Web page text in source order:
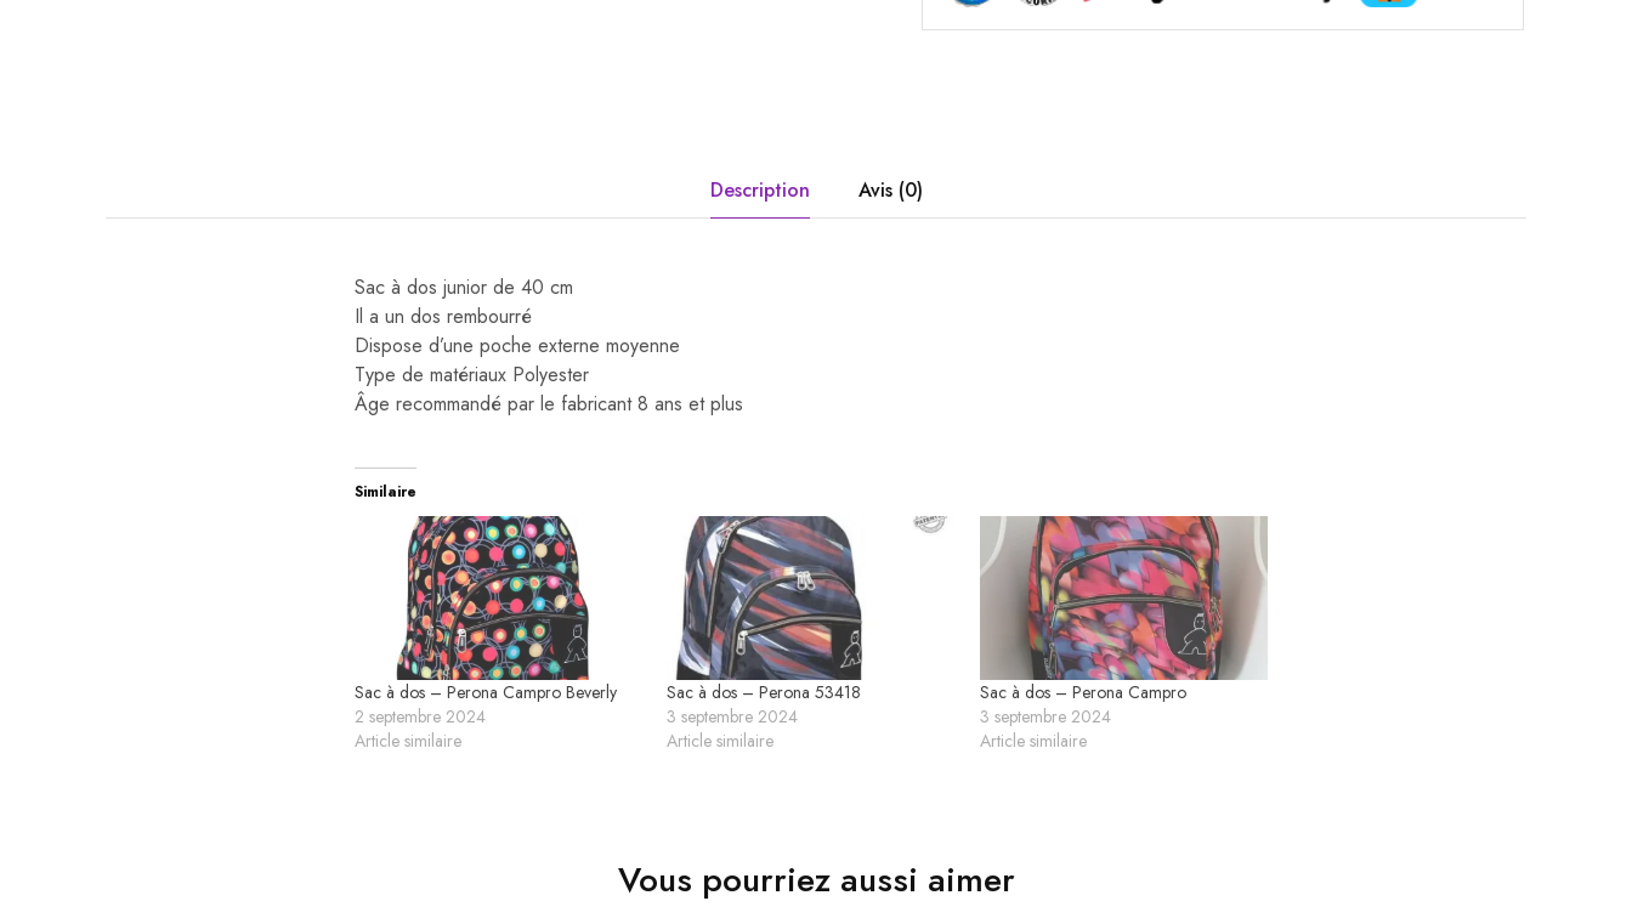
Description Avis (0)
Sac à dos junior de 40 cm
Il a un dos rembourré
Dispose d’une poche externe moyenne
Type de matériaux ‎Polyester
Âge recommandé par le fabricant ‎8 ans et plus
Similaire
Sac à dos – Perona Campro Beverly
2 septembre 2024
Article similaire
Sac à dos – Perona 53418
3 septembre 2024
Article similaire
Sac à dos – Perona Campro
3 septembre 2024
Article similaire
Vous pourriez aussi aimer